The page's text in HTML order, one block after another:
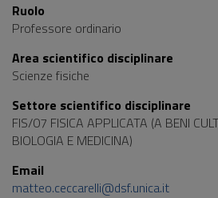
Ruolo
Professore ordinario
Area scientifico disciplinare
Scienze fisiche
Settore scientifico disciplinare
FIS/07 FISICA APPLICATA (A BENI
BIOLOGIA E MEDICINA)
Email
matteo.ceccarelli@dsf.unica.it